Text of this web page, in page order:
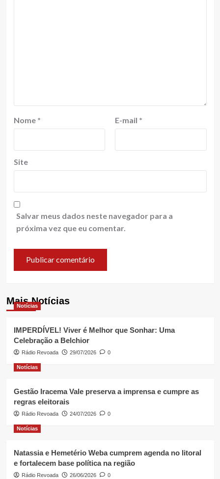
Nome * E-mail *
Site
Salvar meus dados neste navegador para a
próxima vez que eu comentar.
Mais Notícias
Notícias
IMPERDÍVEL! Viver é Melhor que Sonhar: Uma
Celebração a Belchior
Rádio Revoada 29/07/2026 0
Notícias
Gestão Iracema Vale preserva a imprensa e cumpre as
regras eleitorais
Rádio Revoada 24/07/2026 0
Notícias
Natassia e Hemetério Weba cumprem agenda no litoral
e fortalecem base política na região
Rádio Revoada 26/06/2026 0